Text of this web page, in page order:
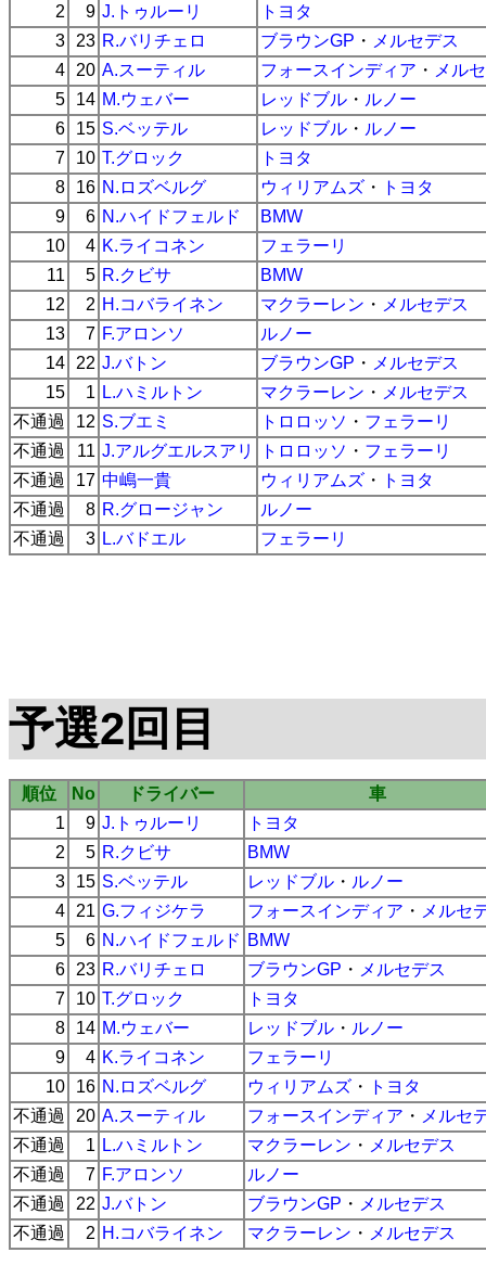
2
9 J.トゥルーリ
トヨタ
3
23 R.バリチェロ ブラウンGP ・ メルセデス
4
20 A.スーティル フォースインディア ・ メル
5
14 M.ウェバー レッドブル ・ ルノー
6
15 S.ベッテル レッドブル ・ ルノー
7
10 T.グロック
トヨタ
8
16 N.ロズベルグ ウィリアムズ ・
トヨタ
9
6 N.ハイドフェルド
BMW
10
4 K.ライコネン
フェラーリ
11
5 R.クビサ
BMW
12
2 H.コバライネン マクラーレン ・ メルセデス
13
7 F.アロンソ
ルノー
14
22 J.バトン ブラウンGP ・ メルセデス
15
1 L.ハミルトン マクラーレン ・ メルセデス
不通過
12 S.ブエミ トロロッソ ・ フェラーリ
不通過
11 J.アルグエルスアリ トロロッソ ・ フェラーリ
不通過
17 中嶋一貴 ウィリアムズ ・
トヨタ
不通過
8 R.グロージャン
ルノー
不通過
3 L.バドエル フェラーリ
予選2回目
順位 No ドライバー
車
1
9 J.トゥルーリ
トヨタ
2
5 R.クビサ
BMW
3
15 S.ベッテル レッドブル ・ ルノー
4
21 G.フィジケラ フォースインディア ・ メルセ
5
6 N.ハイドフェルド BMW
6
23 R.バリチェロ ブラウンGP ・ メルセデス
7
10 T.グロック
トヨタ
8
14 M.ウェバー レッドブル ・ ルノー
9
4 K.ライコネン
フェラーリ
10
16 N.ロズベルグ ウィリアムズ ・
トヨタ
不通過
20 A.スーティル フォースインディア ・ メルセ
不通過
1 L.ハミルトン マクラーレン ・ メルセデス
不通過
7 F.アロンソ
ルノー
不通過
22 J.バトン ブラウンGP ・ メルセデス
不通過
2 H.コバライネン マクラーレン ・ メルセデス